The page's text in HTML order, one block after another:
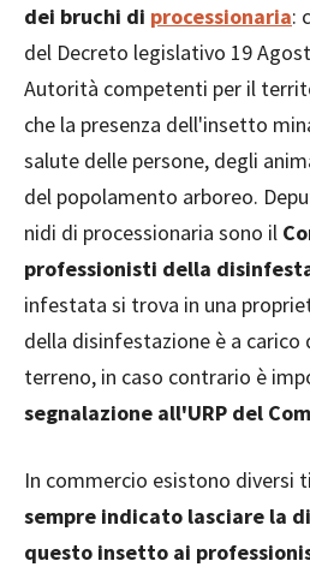
dei bruchi di processionaria:
del Decreto legislativo 19
Autorità competenti per il
che la presenza dell'insetto
salute delle persone, degli
del popolamento arboreo.
nidi di processionaria sono il
professionisti della
infestata si trova in una
della disinfestazione è a
terreno, in caso contrario è
segnalazione all'URP del
In commercio esistono diversi
sempre indicato lasciare la
questo insetto ai